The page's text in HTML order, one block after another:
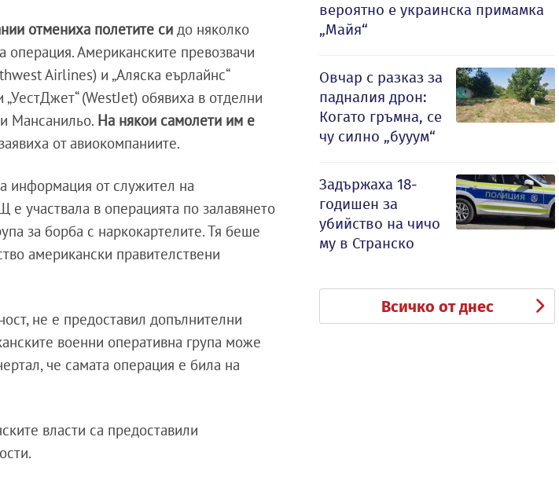
отмениха полетите сидо няколко
операция. Американските превозвачи
Airlines) и „Аляска еърлайнс“
(WestJet) обявиха в отделни
Мансанильо. На някои самолети им е
от авиокомпаниите.
информация от служител на
участвала в операцията по залавянето
за борба с наркокартелите. Тя беше
американски правителствени
не е предоставил допълнителни
военни оперативна група може
че самата операция е била на
власти са предоставили
вероятно е украинска примамка
„Майя“
Овчар с разказ за
падналия дрон:
Когато гръмна, се
чу силно „бууум“
Задържаха 18-
годишен за
убийство на чичо
му в Странско
Всичко от днес